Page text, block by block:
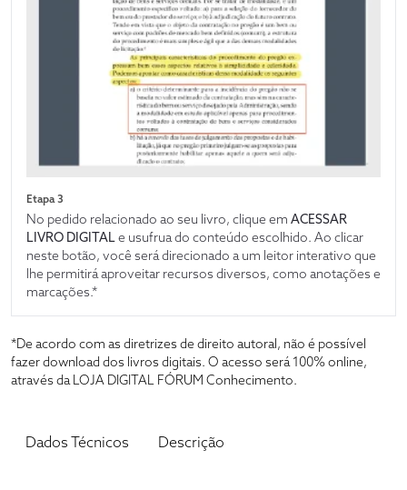
Etapa 3
No pedido relacionado ao seu livro, clique em ACESSAR
LIVRO DIGITALe usufrua do conteúdo escolhido. Ao clicar
neste botão, você será direcionado a um leitor interativo que
lhe permitirá aproveitar recursos diversos, como anotações e
marcações.*
*De acordo com as diretrizes de direito autoral, não é possível
fazer download dos livros digitais. O acesso será 100% online,
através da LOJA DIGITAL FÓRUM Conhecimento.
Dados Técnicos Descrição